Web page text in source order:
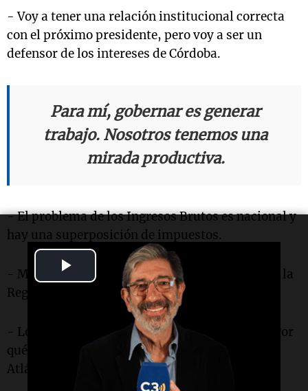
Video
- Voy a tener una relación institucional correcta
con el próximo presidente, pero voy a ser un
defensor de los intereses de Córdoba.
Para mí, gobernar es generar
trabajo. Nosotros tenemos una
mirada productiva.
- El problema de los Ingresos Brutos es nacional y
hay una superposición de impuestos.
- Me interesa sumar a La Rioja y a Catamarca a la
Región Centro.
- Los mercados crecen en el Océano Pacífico. ¿Por
qué seguir, entonces, mandando todo por el
Atlántico?